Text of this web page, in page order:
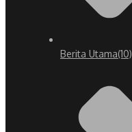
Berita Utama(10)